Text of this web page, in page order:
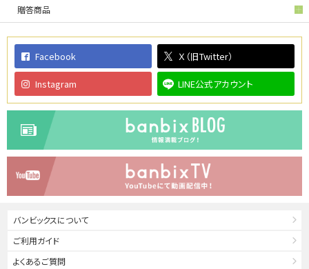
贈答商品
Facebook Ｘ（旧Twitter）
Instagram LINE公式アカウント
バンビックスについて
ご利用ガイド
よくあるご質問